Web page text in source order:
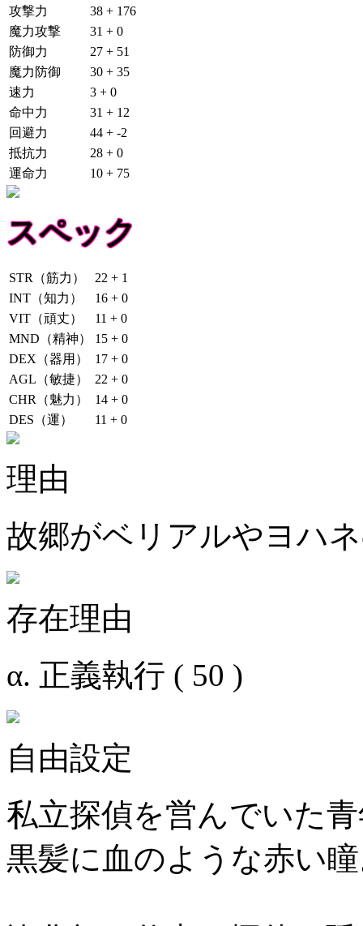
攻撃力
38 + 176
魔力攻撃
31 + 0
防御力
27 + 51
魔力防御
30 + 35
速力
3 + 0
命中力
31 + 12
回避力
44 + -2
抵抗力
28 + 0
運命力
10 + 75
スペック
STR（筋力）
22 + 1
INT（知力）
16 + 0
VIT（頑丈）
11 + 0
MND（精神）
15 + 0
DEX（器用）
17 + 0
AGL（敏捷）
22 + 0
CHR（魅力）
14 + 0
DES（運）
11 + 0
理由
故郷がベリアルやヨハ
存在理由
α. 正義執行 ( 50 )
自由設定
私立探偵を営んでいた
黒髪に血のような赤い